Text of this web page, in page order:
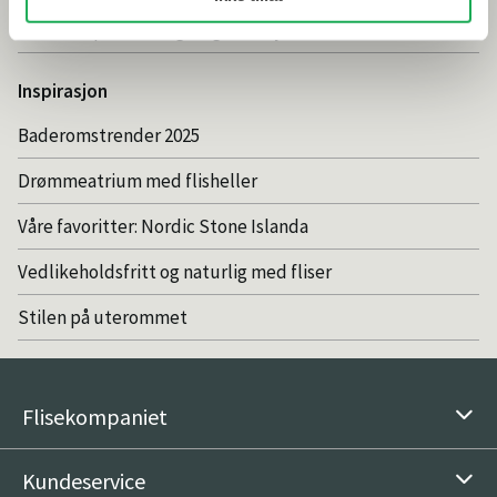
Smarte tips for riktig valg av dusj
Inspirasjon
Baderomstrender 2025
Drømmeatrium med flisheller
Våre favoritter: Nordic Stone Islanda
Vedlikeholdsfritt og naturlig med fliser
Stilen på uterommet
Flisekompaniet
Kundeservice